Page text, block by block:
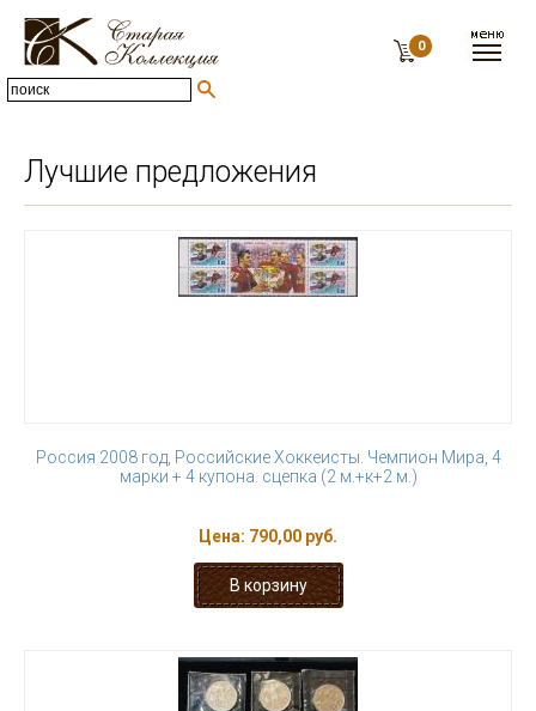
0
Лучшие предложения
Россия 2008 год, Российские Хоккеисты. Чемпион Мира, 4
марки + 4 купона. сцепка (2 м.+к+2 м.)
Цена: 790,00 руб.